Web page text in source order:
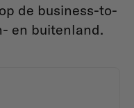
de business-to-
en buitenland.